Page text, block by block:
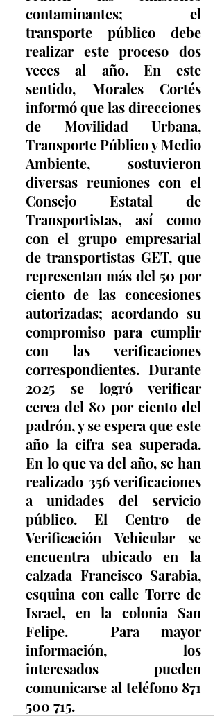
contaminantes; el
transporte público debe
realizar este proceso dos
veces al año. En este
sentido, Morales Cortés
informó que las direcciones
de Movilidad Urbana,
Transporte Público y Medio
Ambiente, sostuvieron
diversas reuniones con el
Consejo Estatal de
Transportistas, así como
con el grupo empresarial
de transportistas GET, que
representan más del 50 por
ciento de las concesiones
autorizadas; acordando su
compromiso para cumplir
con las verificaciones
correspondientes. Durante
2025 se logró verificar
cerca del 80 por ciento del
padrón, y se espera que este
año la cifra sea superada.
En lo que va del año, se han
realizado 356 verificaciones
a unidades del servicio
público. El Centro de
Verificación Vehicular se
encuentra ubicado en la
calzada Francisco Sarabia,
esquina con calle Torre de
Israel, en la colonia San
Felipe.  Para mayor
información, los
interesados pueden
comunicarse al teléfono 871
500 715.